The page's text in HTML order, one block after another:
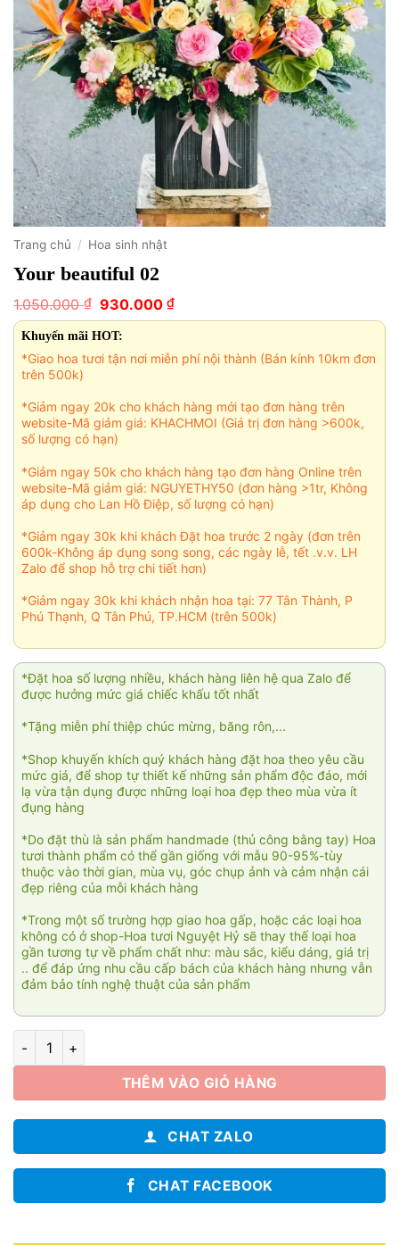
Trang chủ / Hoa sinh nhật
Your beautiful 02
1.050.000₫ Giá
gốc
là:
1.050.000 ₫.
930.000 ₫Giá
hiện
930.000 ₫.
Khuyến mãi HOT:
*Giao hoa tươi tận nơi miễn phí nội thành (Bán kính 10km đơn
trên 500k)
*Giảm ngay 20k cho khách hàng mới tạo đơn hàng trên
website-Mã giảm giá: KHACHMOI (Giá trị đơn hàng >600k,
số lượng có hạn)
*Giảm ngay 50k cho khách hàng tạo đơn hàng Online trên
website-Mã giảm giá: NGUYETHY50 (đơn hàng >1tr, Không
áp dụng cho Lan Hồ Điệp, số lượng có hạn)
*Giảm ngay 30k khi khách Đặt hoa trước 2 ngày (đơn trên
600k-Không áp dụng song song, các ngày lễ, tết .v.v. LH
Zalo để shop hỗ trợ chi tiết hơn)
*Giảm ngay 30k khi khách nhận hoa tại: 77 Tân Thành, P
Phú Thạnh, Q Tân Phú, TP.HCM (trên 500k)
*Đặt hoa số lượng nhiều, khách hàng liên hệ qua Zalo để
được hưởng mức giá chiếc khấu tốt nhất
*Tặng miễn phí thiệp chúc mừng, băng rôn,...
*Shop khuyến khích quý khách hàng đặt hoa theo yêu cầu
mức giá, để shop tự thiết kế những sản phẩm độc đáo, mới
lạ vừa tận dụng được những loại hoa đẹp theo mùa vừa ít
đụng hàng
*Do đặt thù là sản phẩm handmade (thủ công bằng tay) Hoa
tươi thành phẩm có thể gần giống với mẫu 90-95%-tùy
thuộc vào thời gian, mùa vụ, góc chụp ảnh và cảm nhận cái
đẹp riêng của mỗi khách hàng
*Trong một số trường hợp giao hoa gấp, hoặc các loại hoa
không có ở shop-Hoa tươi Nguyệt Hỷ sẽ thay thế loại hoa
gần tương tự về phẩm chất như: màu sắc, kiểu dáng, giá trị
.. để đáp ứng nhu cầu cấp bách của khách hàng nhưng vẫn
đảm bảo tính nghệ thuật của sản phẩm
Your beautiful 02 số lượng
THÊM VÀO GIỎ HÀNG
CHAT ZALO
CHAT FACEBOOK